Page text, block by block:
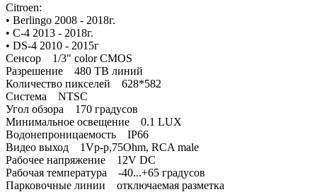
Citroen:
• Berlingo 2008 - 2018г.
• C-4 2013 - 2018г.
• DS-4 2010 - 2015г
Сенсор 1/3" color CMOS
Разрешение 480 ТВ линий
Количество пикселей 628*582
Система NTSC
Угол обзора 170 градусов
Минимальное освещение 0.1 LUX
Водонепроницаемость IP66
Видео выход 1Vp-p,75Ohm, RCA male
Рабочее напряжение 12V DC
Рабочая температура -40...+65 градусов
Парковочные линии отключаемая разметка